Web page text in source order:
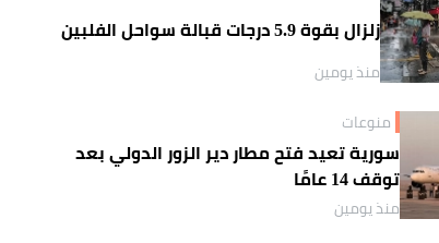
زلزال بقوة 5.9 درجات قبالة سواحل الفلبين
منذ يومين
منوعات
سورية تعيد فتح مطار دير الزور الدولي بعد
توقف 14 عامًا
منذ يومين